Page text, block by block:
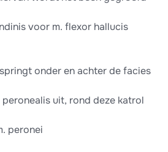
voor m. flexor hallucis
onder en achter de facies
uit, rond deze katrol
peronei